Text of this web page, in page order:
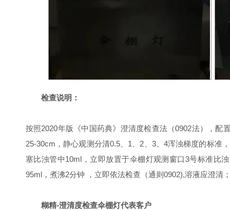
检查说明：
按照2020年版《中国药典》澄清度检查法（0902法），配
25-30cm，静心观测分清0.5、1、2、3、4浑浊梯度的标准
塞比浊管中10ml，立即放置于伞棚灯观测窗口3号标准比
95ml，煮沸2分钟 ， 立即依法检查（通则0902),溶液应澄清
糊精-澄清度检查伞棚灯代表客户